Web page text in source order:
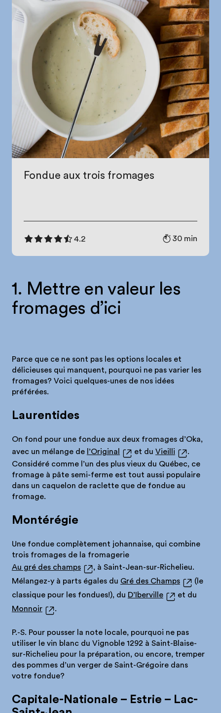
Fondue aux trois fromages
4.2 30 min
1. Mettre en valeur les
fromages d’ici
Parce que ce ne sont pas les options locales et
délicieuses qui manquent, pourquoi ne pas varier les
fromages? Voici quelques-unes de nos idées
préférées.
Laurentides
On fond pour une fondue aux deux fromages d’Oka,
avec un mélange de l’Original et du Vieilli
.
Considéré comme l’un des plus vieux du Québec, ce
fromage à pâte semi-ferme est tout aussi populaire
dans un caquelon de raclette que de fondue au
fromage.
Montérégie
Une fondue complètement johannaise, qui combine
trois fromages de la fromagerie
Au gré des champs
, à Saint-Jean-sur-Richelieu.
Mélangez-y à parts égales du Gré des Champs
(le
classique pour les fondues!), du D’Iberville
et du
Monnoir
.
P.-S. Pour pousser la note locale, pourquoi ne pas
utiliser le vin blanc du Vignoble 1292 à Saint-Blaise-
sur-Richelieu pour la préparation, ou encore, tremper
des pommes d’un verger de Saint-Grégoire dans
votre fondue?
Capitale-Nationale – Estrie – Lac-